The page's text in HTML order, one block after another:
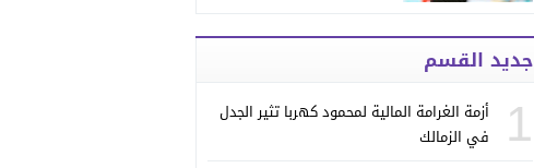
جديد القسم
1
أزمة الغرامة المالية لمحمود كهربا تثير الجدل
في الزمالك